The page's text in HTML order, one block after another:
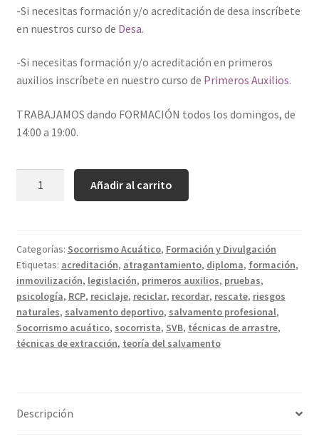
-Si necesitas formación y/o acreditación de desa inscríbete
en nuestros curso de Desa.
-Si necesitas formación y/o acreditación en primeros
auxilios inscríbete en nuestro curso de Primeros Auxilios.
TRABAJAMOS dando FORMACIÓN todos los domingos, de
14:00 a 19:00.
Añadir al carrito
Categorías: Socorrismo Acuático, Formación y Divulgación
Etiquetas: acreditación, atragantamiento, diploma, formación,
inmovilización, legislación, primeros auxilios, pruebas,
psicología, RCP, reciclaje, reciclar, recordar, rescate, riesgos
naturales, salvamento deportivo, salvamento profesional,
Socorrismo acuático, socorrista, SVB, técnicas de arrastre,
técnicas de extracción, teoría del salvamento
Descripción